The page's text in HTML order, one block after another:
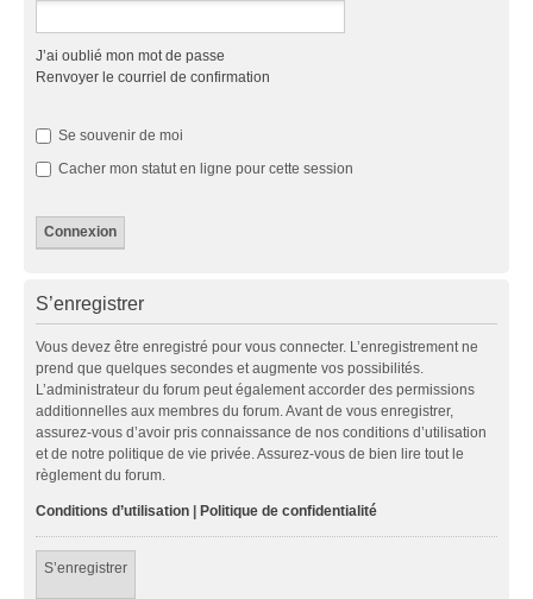
J’ai oublié mon mot de passe
Renvoyer le courriel de confirmation
Se souvenir de moi
Cacher mon statut en ligne pour cette session
S’enregistrer
Vous devez être enregistré pour vous connecter. L’enregistrement ne
prend que quelques secondes et augmente vos possibilités.
L’administrateur du forum peut également accorder des permissions
additionnelles aux membres du forum. Avant de vous enregistrer,
assurez-vous d’avoir pris connaissance de nos conditions d’utilisation
et de notre politique de vie privée. Assurez-vous de bien lire tout le
règlement du forum.
Conditions d’utilisation | Politique de confidentialité
S’enregistrer